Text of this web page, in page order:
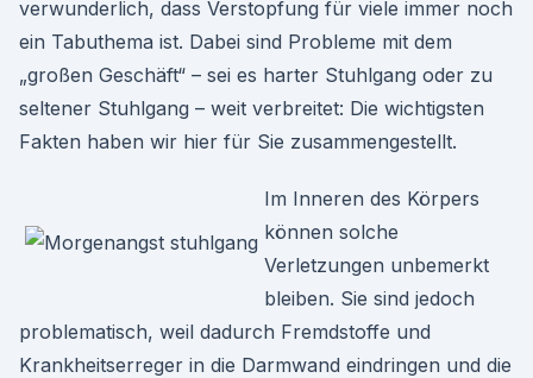
verwunderlich, dass Verstopfung für viele immer noch
ein Tabuthema ist. Dabei sind Probleme mit dem
„großen Geschäft“ – sei es harter Stuhlgang oder zu
seltener Stuhlgang – weit verbreitet: Die wichtigsten
Fakten haben wir hier für Sie zusammengestellt.
Im Inneren des Körpers
können solche
Verletzungen unbemerkt
bleiben. Sie sind jedoch
problematisch, weil dadurch Fremdstoffe und
Krankheitserreger in die Darmwand eindringen und die